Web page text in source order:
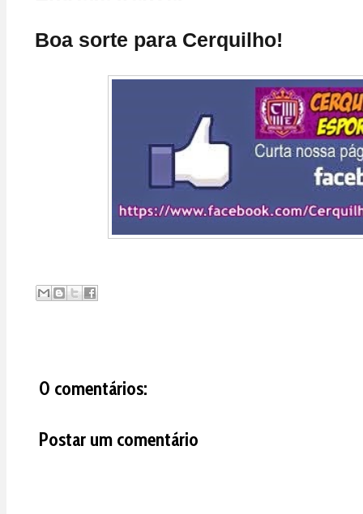
Boa sorte para Cerquilho!
0 comentários:
Postar um comentário